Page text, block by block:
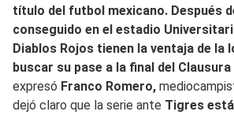
título del futbol mexicano. Después
conseguido en el estadio
Diablos Rojos tienen la ventaja de la
buscar su pase a la final del Clausura
expresó Franco Romero,
dejó claro que la serie ante Tigres